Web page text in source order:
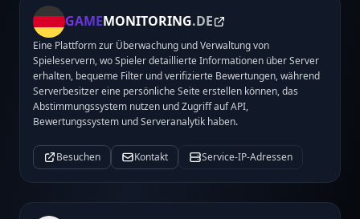
GAMEMONITORING.DE
Eine Plattform zur Überwachung und Verwaltung von
Spieleservern, wo Spieler detaillierte Informationen über Server
erhalten, bequeme Filter und verifizierte Bewertungen, während
Serverbesitzer eine persönliche Seite erstellen können, das
Abstimmungssystem nutzen und Zugriff auf API,
Bewertungssystem und Serveranalytik haben.
Besuchen Kontakt Service-IP-Adressen